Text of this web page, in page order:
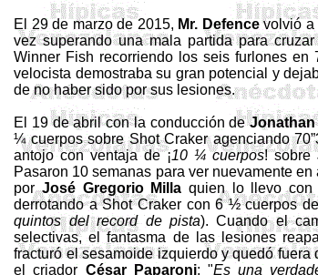
El 29 de marzo de 2015, Mr. Defencevolvió a
vez superando una mala partida para
Winner Fish recorriendo los seis furlones en
velocista demostraba su gran potencial y
de no haber sido por sus lesiones.
El 19 de abril con la conducción deJonathan
¼ cuerpos sobreShot Crakeragenciando
antojo con ventaja de ¡10 ¼ cuerpos! sobre
Pasaron 10 semanas para ver nuevamente
porJosé Gregorio Milla quien lo llevo con
derrotando aShot Craker con 6 ½ cuerpos
quintos del record de pista). Cuando el
selectivas, el fantasma de las lesiones
fracturó el sesamoide izquierdo y quedó
el criador César Paparoni: "Es una